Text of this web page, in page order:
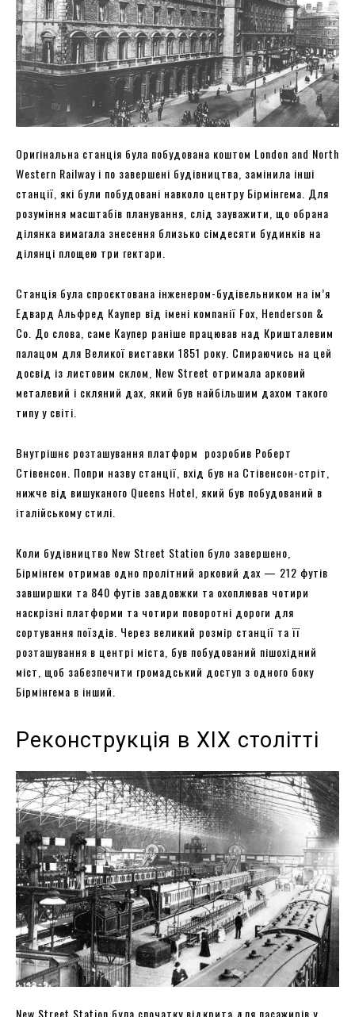
Оригінальна станція була побудована коштом London and North
Western Railway і по завершені будівництва, замінила інші
станції, які були побудовані навколо центру Бірмінгема. Для
розуміння масштабів планування, слід зауважити, що обрана
ділянка вимагала знесення близько сімдесяти будинків на
ділянці площею три гектари.
Станція була спроєктована інженером-будівельником на ім’я
Едвард Альфред Каупер від імені компанії Fox, Henderson &
Co. До слова, саме Каупер раніше працював над Кришталевим
палацом для Великої виставки 1851 року. Спираючись на цей
досвід із листовим склом, New Street отримала арковий
металевий і скляний дах, який був найбільшим дахом такого
типу у світі.
Внутрішнє розташування платформ розробив Роберт
Стівенсон. Попри назву станції, вхід був на Стівенсон-стріт,
нижче від вишуканого Queens Hotel, який був побудований в
італійському стилі.
Коли будівництво New Street Station було завершено,
Бірмінгем отримав одно пролітний арковий дах — 212 футів
завширшки та 840 футів завдовжки та охоплював чотири
наскрізні платформи та чотири поворотні дороги для
сортування поїздів. Через великий розмір станції та її
розташування в центрі міста, був побудований пішохідний
міст, щоб забезпечити громадський доступ з одного боку
Бірмінгема в інший.
Реконструкція в ХІХ столітті
New Street Station була спочатку відкрита для пасажирів у